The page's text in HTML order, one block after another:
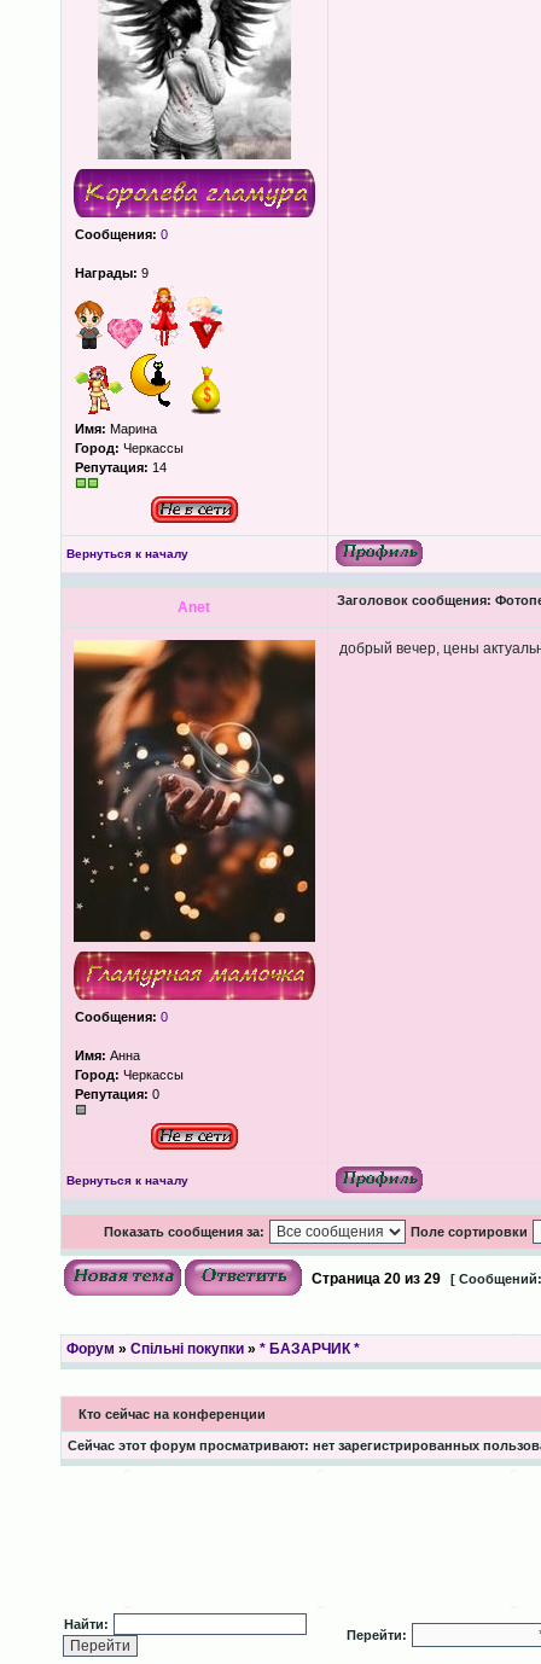
Сообщения: 0
Награды: 9
Имя: Марина
Город: Черкассы
Репутация: 14
Вернуться к началу
Anet Заголовок сообщения:
Сообщения: 0
Имя: Анна
Город: Черкассы
Репутация: 0
добрый вечер, цены
Вернуться к началу
Показать сообщения за: Поле сортировки
Страница 20из 29 [
Форум » Спільні покупки» * БАЗАРЧИК *
Кто сейчас на конференции
Сейчас этот форум просматривают: нет зарегистрированных
Найти:
Перейти: